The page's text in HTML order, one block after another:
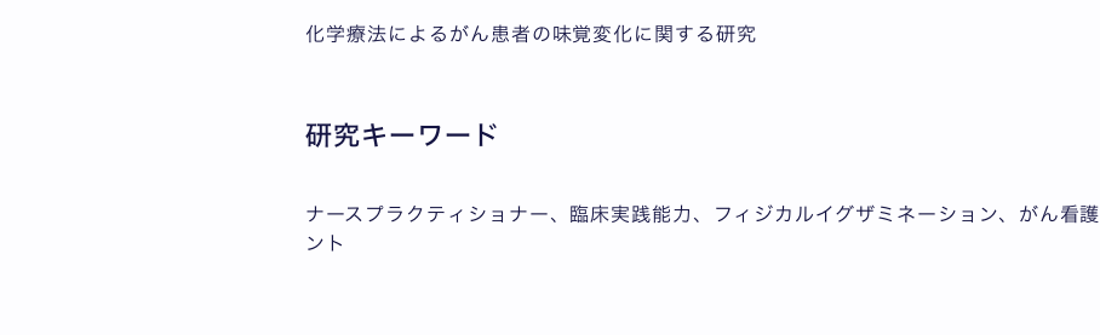
化学療法によるがん患者の味覚変化に関する研究
研究キーワード
ナースプラクティショナー、臨床実践能力、フィジカルイグザミネーション、がん看
ント